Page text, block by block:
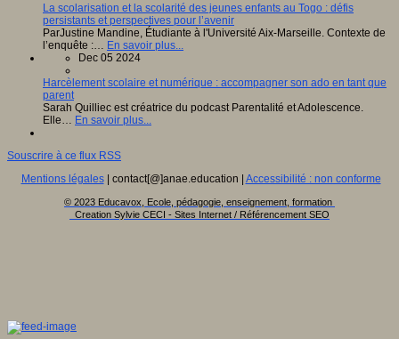
La scolarisation et la scolarité des jeunes enfants au Togo : défis
persistants et perspectives pour l’avenir
ParJustine Mandine, Étudiante à l'Université Aix-Marseille. Contexte de
l’enquête :… En savoir plus...
Dec 05 2024
Harcèlement scolaire et numérique : accompagner son ado en tant que
parent
Sarah Quilliec est créatrice du podcast Parentalité et Adolescence.
Elle… En savoir plus...
Souscrire à ce flux RSS
Mentions légales| contact[@]anae.education | Accessibilité : non conforme
© 2023 Educavox, Ecole, pédagogie, enseignement, formation
Creation Sylvie CECI - Sites Internet / Référencement SEO